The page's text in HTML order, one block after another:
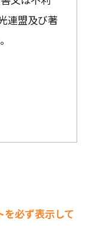
連盟及び著
必ず表示して